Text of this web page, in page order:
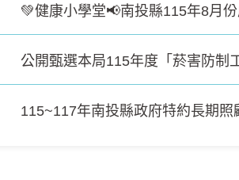
💚健康小學堂📢南投縣115年8月
公開甄選本局115年度「菸害防制
115~117年南投縣政府特約長期